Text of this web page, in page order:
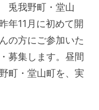
兎我野町・堂山
年11月に初めて開
の方にご参加いた
募集します。昼間
町・堂山町を、実